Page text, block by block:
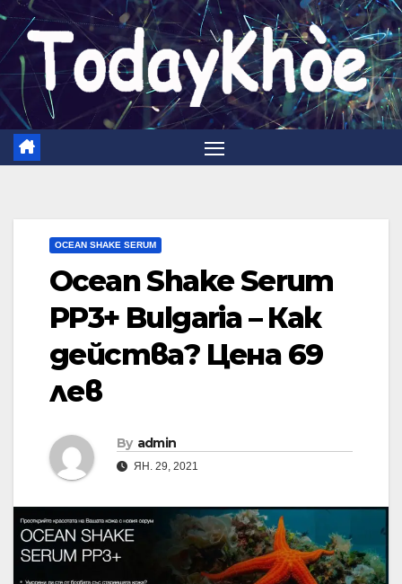
Skip
content
OCEAN SHAKE SERUM
Ocean Shake Serum
PP3+ Bulgaria – Как
действа? Цена 69
лев
By admin
ЯН. 29, 2021